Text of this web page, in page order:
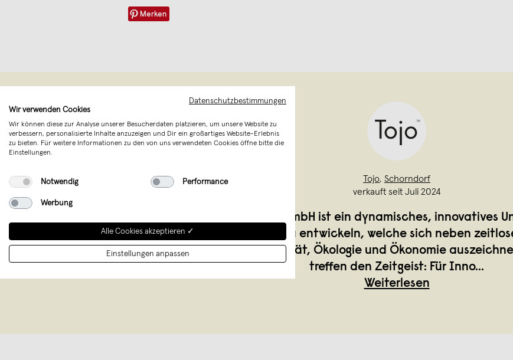
Merken
Tojo, Schorndorf
verkauft seit Juli 2024
Die Tojo Möbel GmbH ist ein dynamisches, innovatives
dem Ziel, Möbel zu entwickeln, welche sich neben
ihre Funktionalität, Ökologie und Ökonomie
treffen den Zeitgeist: Für Inno...
Weiterlesen
Datenschutzbestimmungen
Wir verwenden Cookies
Wir können diese zur Analyse unserer Besucherdaten platzieren, um unsere Website zu
verbessern, personalisierte Inhalte anzuzeigen und Dir ein großartiges Website-Erlebnis
zu bieten. Für weitere Informationen zu den von uns verwendeten Cookies öffne bitte die
Einstellungen.
Notwendig Performance
Werbung
Alle Cookies akzeptieren ✓
Einstellungen anpassen